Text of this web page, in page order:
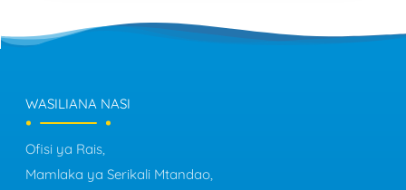
WASILIANA NASI
Ofisi ya Rais,
Mamlaka ya Serikali Mtandao,